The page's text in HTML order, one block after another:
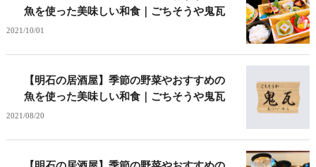
魚を使った美味しい和食｜ごちそうや鬼瓦
2021/10/01
【明石の居酒屋】季節の野菜やおすすめの
魚を使った美味しい和食｜ごちそうや鬼瓦
2021/08/20